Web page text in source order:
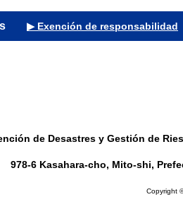
▶ Exención de responsabilidad
de Desastres y Gestión de
978-6 Kasahara-cho, Mito-shi,
Copyright